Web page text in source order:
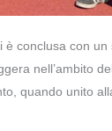
è conclusa con un
nell’ambito
quando unito